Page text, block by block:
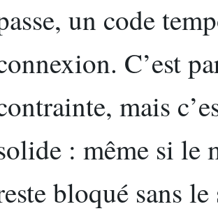
un code
C’est
mais
: même si le
bloqué sans